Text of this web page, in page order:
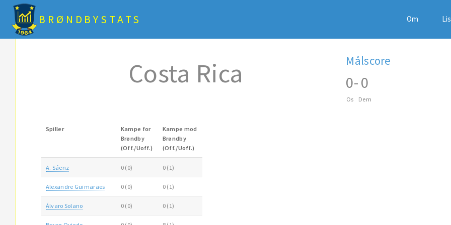
BRØNDBYSTATS Om
Costa Rica Målscore
0
Os
-0
Dem
Spiller
Kampe for
Brøndby
(Off./Uoff.)
Kampe mod
Brøndby
(Off./Uoff.)
A. Sáenz 0 (0) 0 (1)
Alexandre Guimaraes 0 (0) 0 (1)
Álvaro Solano 0 (0) 0 (1)